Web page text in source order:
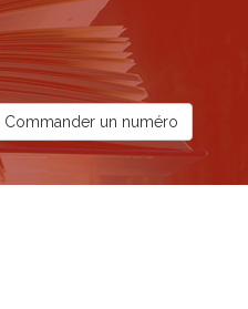
Commander un numéro